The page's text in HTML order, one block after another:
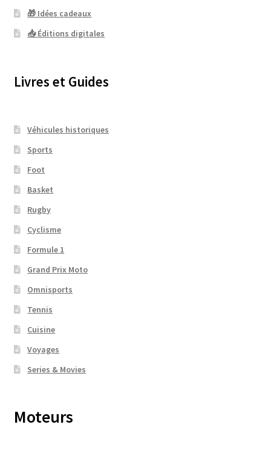
🎁 Idées cadeaux
📥 Éditions digitales
Livres et Guides
Véhicules historiques
Sports
Foot
Basket
Rugby
Cyclisme
Formule 1
Grand Prix Moto
Omnisports
Tennis
Cuisine
Voyages
Series & Movies
Moteurs